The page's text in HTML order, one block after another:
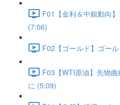
F01【金利＆中銀動向
(7:06)
F02【ゴールド】ゴー
F03【WTI原油】先物
に (5:09)